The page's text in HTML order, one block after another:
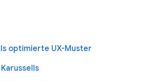
optimierte UX-Muster